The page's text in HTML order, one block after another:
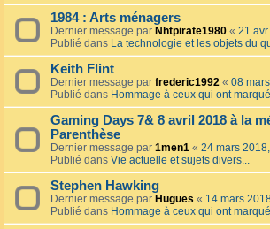
1984 : Arts ménagers
Dernier message par Nhtpirate1980 « 21
Publié dans La technologie et les objets du
Keith Flint
Dernier message par frederic1992 « 08
Publié dans Hommage à ceux qui ont
Gaming Days 7& 8 avril 2018 à la
Parenthèse
Dernier message par 1men1 « 24 mars
Publié dans Vie actuelle et sujets divers...
Stephen Hawking
Dernier message par Hugues « 14 mars
Publié dans Hommage à ceux qui ont